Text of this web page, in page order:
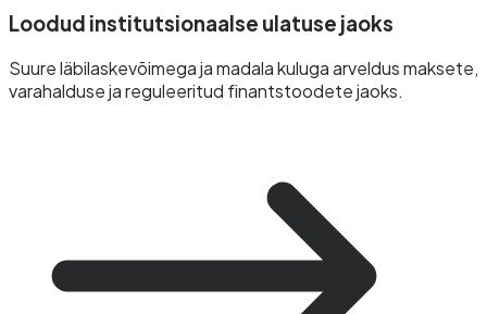
Loodud institutsionaalse ulatuse jaoks
Suure läbilaskevõimega ja madala kuluga arveldus maksete,
varahalduse ja reguleeritud finantstoodete jaoks.